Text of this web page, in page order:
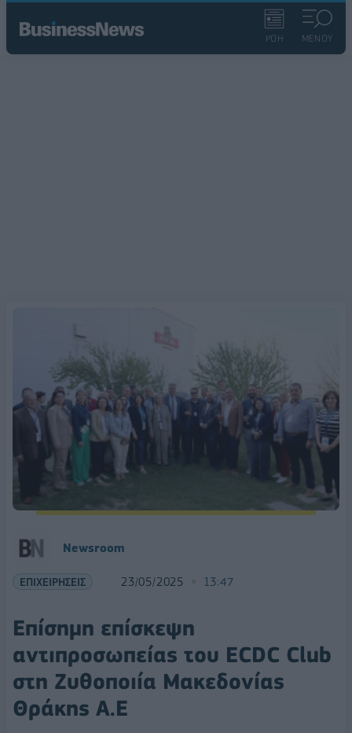
ΡΟΗ ΜΕΝΟΥ
Newsroom
ΕΠΙΧΕΙΡΗΣΕΙΣ 23/05/2025 13:47
Επίσημη επίσκεψη
αντιπροσωπείας του ECDC Club
στη Ζυθοποιία Μακεδονίας
Θράκης A.E